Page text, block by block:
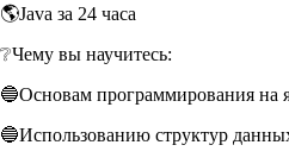
🌎Java за 24 часа
❔Чему вы научитесь:
🔵Основам программирования на
🔵Использованию структур